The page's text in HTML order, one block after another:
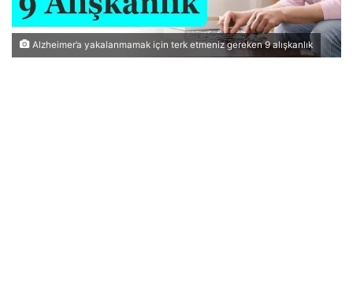
Alzheimer’a yakalanmamak için terk etmeniz gereken 9 alışkanlık